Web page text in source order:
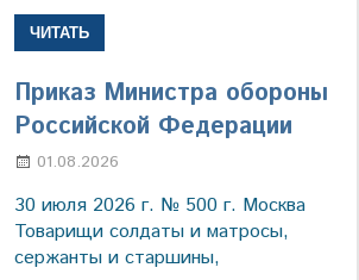
ЧИТАТЬ
Приказ Министра обороны
Российской Федерации
01.08.2026
30 июля 2026 г. № 500 г. Москва
Товарищи солдаты и матросы,
сержанты и старшины,